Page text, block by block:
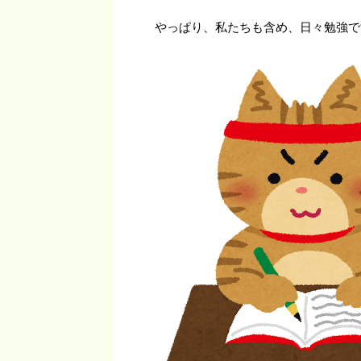
やっぱり、私たちも含め、日々勉強